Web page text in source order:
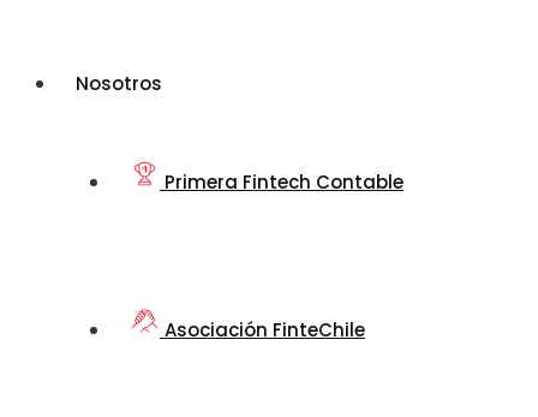
Nosotros
Primera Fintech Contable
Asociación FinteChile